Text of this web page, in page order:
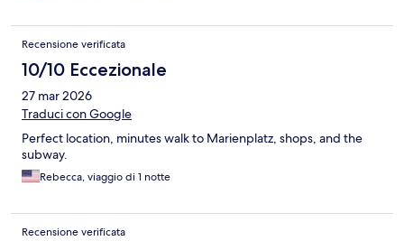
Recensione verificata
10/10 Eccezionale
27 mar 2026
Traduci con Google
Perfect location, minutes walk to Marienplatz, shops, and the
subway.
Rebecca, viaggio di 1 notte
Recensione verificata